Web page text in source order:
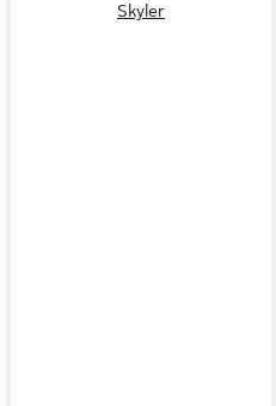
Skyler